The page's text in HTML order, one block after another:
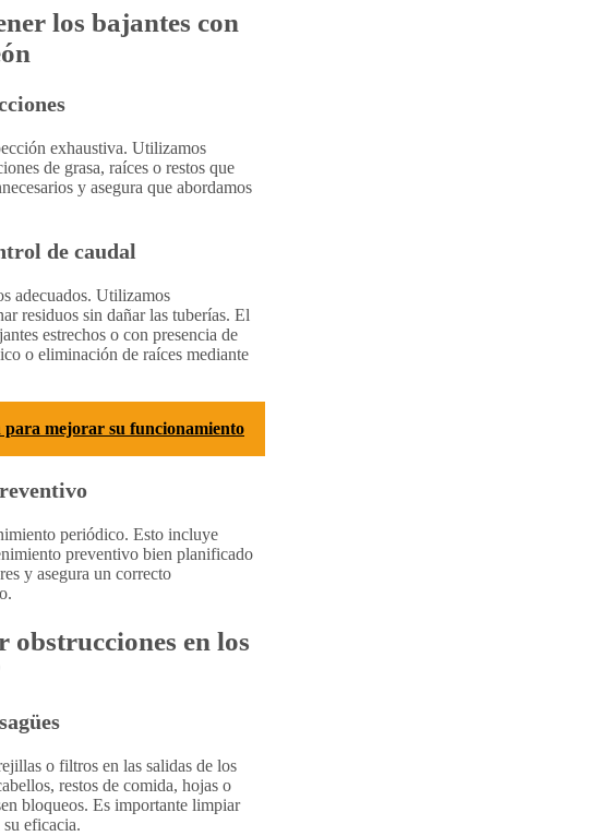
los bajantes con
exhaustiva. Utilizamos
de grasa, raíces o restos que
y asegura que abordamos
de caudal
adecuados. Utilizamos
residuos sin dañar las tuberías. El
estrechos o con presencia de
o eliminación de raíces mediante
mejorar su funcionamiento
periódico. Esto incluye
preventivo bien planificado
y asegura un correcto
obstrucciones en los
o filtros en las salidas de los
restos de comida, hojas o
bloqueos. Es importante limpiar
eficacia.